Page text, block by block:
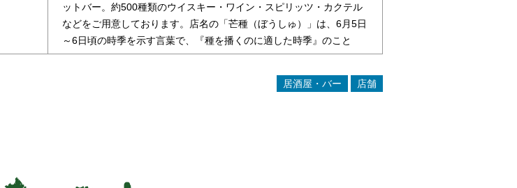
ットバー。約500種類のウイスキー・ワイン・スピリッツ・カクテル
などをご用意しております。店名の「芒種（ぼうしゅ）」は、6月5日
～6日頃の時季を示す言葉で、『種を播くのに適した時季』のこと
居酒屋・バー 店舗